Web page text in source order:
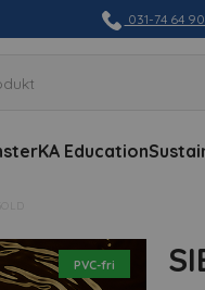
031-74 64
KA Education
PVC-fri